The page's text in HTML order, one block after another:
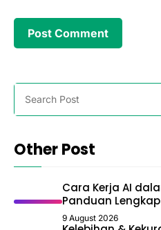
Search
Other Post
Cara Kerja AI
Panduan
9 August 2026